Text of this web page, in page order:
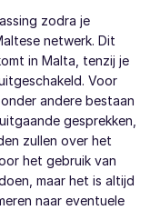
zodra je
netwerk. Dit
in Malta, tenzij je
Voor
andere bestaan
gesprekken,
zullen over het
het gebruik van
maar het is altijd
naar eventuele